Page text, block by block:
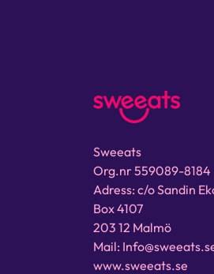
Sweeats
Org.nr 559089-8184
Adress: c/o Sandin
Box 4107
203 12 Malmö
Mail:
www.sweeats.se